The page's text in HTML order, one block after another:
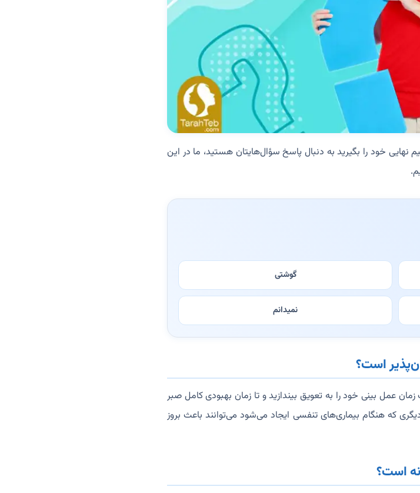
نهایی خود را بگیرید به دنبال پاسخ سؤال‌هایتان هستید، ما در این
گوشتی
نمیدانم
عمل بینی خود را به تعویق بیندازید و تا زمان بهبودی کامل صبر
که هنگام بیماری‌های تنفسی ایجاد می‌شود می‌توانند باعث بروز